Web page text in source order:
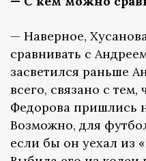
— Наверное,
сравнивать с
засветился раньше
всего, связано с
Федорова пришлись
Возможно, для
если бы он уехал из